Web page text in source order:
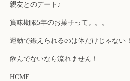
親友とのデート♪
賞味期限5年のお菓子って。。。
運動で鍛えられるのは体だけじゃない！
飲んでないなら流れません！
HOME